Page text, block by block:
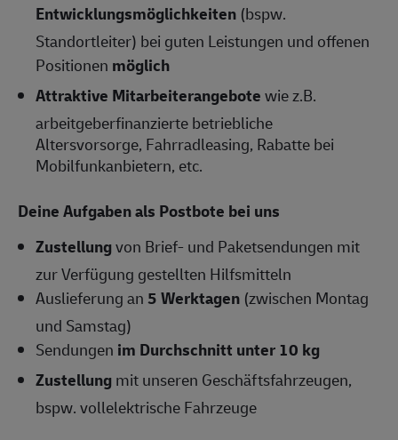
Entwicklungsmöglichkeiten (bspw.
Standortleiter) bei guten Leistungen und offenen
Positionen möglich
Attraktive Mitarbeiterangebotewie z.B.
arbeitgeberfinanzierte betriebliche
Altersvorsorge, Fahrradleasing, Rabatte bei
Mobilfunkanbietern, etc.
Deine Aufgaben als Postbote bei uns
Zustellungvon Brief- und Paketsendungen mit
zur Verfügung gestellten Hilfsmitteln
Auslieferung an5 Werktagen (zwischen Montag
und Samstag)
Sendungen im Durchschnitt unter 10 kg
Zustellungmit unseren Geschäftsfahrzeugen,
bspw. vollelektrische Fahrzeuge